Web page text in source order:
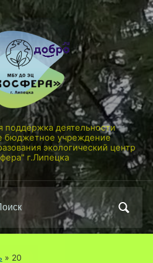
поддержка деятельности
бюджетное учреждение
экологический центр
г.Липецка
» 20